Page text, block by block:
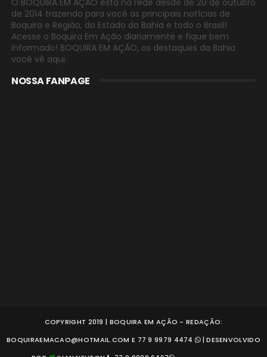
de 2014 trazendo para você as principais notícias de
Boquira e Região, do Estado da Bahia e todo o Brasil!
Acesse o Boquira Em Ação diariamente e fique bem
informado! BOQUIRA EM AÇÃO, os destaques da Bahia
você vê aqui.
NOSSA FANPAGE
COPYRIGHT 2019 | BOQUIRA EM AÇÃO - REDAÇÃO:
BOQUIRAEMACAO@HOTMAIL.COM E 77 9 9979 4474 | DESENVOLVIDO